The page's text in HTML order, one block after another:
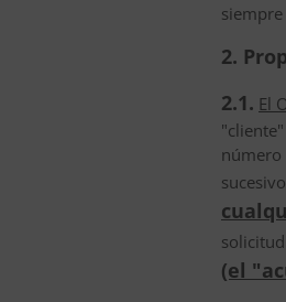
2.
2.1. El
número
(el